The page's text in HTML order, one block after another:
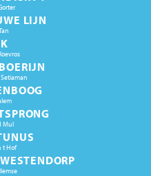
LIJN
Mul
t Hof